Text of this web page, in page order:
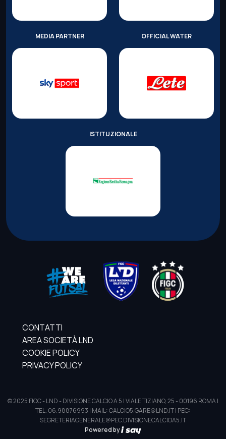
MEDIA PARTNER OFFICIAL WATER
ISTITUZIONALE
CONTATTI
AREA SOCIETÀ LND
COOKIE POLICY
PRIVACY POLICY
© 2025 FIGC - LND - DIVISIONE CALCIO A 5 | VIALE TIZIANO, 25 - 00196 ROMA |
TEL. 06.98876993 | MAIL: CALCIO5.GARE@LND.IT | PEC:
SEGRETERIAGENERALE@PEC.DIVISIONECALCIOA5.IT
Powered by